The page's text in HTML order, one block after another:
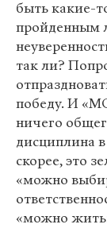
быть какие-
пройденным
так ли?
победу. И
ничего
дисциплина
скорее, это
«можно
«можно